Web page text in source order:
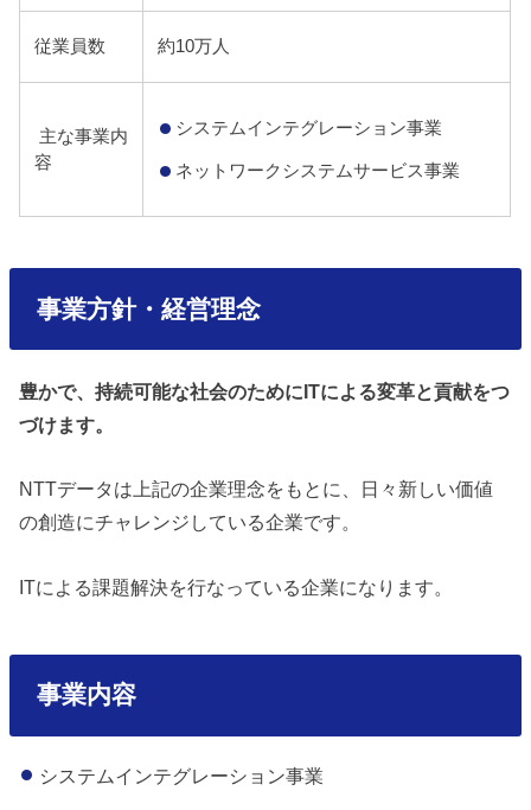
従業員数 約10万人
主な事業内
容
システムインテグレーション事業
ネットワークシステムサービス事業
事業方針・経営理念
豊かで、持続可能な社会のためにITによる変革と貢献をつ
づけます。
NTTデータは上記の企業理念をもとに、日々新しい価値
の創造にチャレンジしている企業です。
ITによる課題解決を行なっている企業になります。
事業内容
システムインテグレーション事業